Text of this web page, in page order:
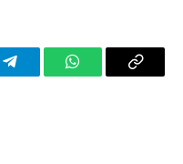
TelegramWhatsAppCopy